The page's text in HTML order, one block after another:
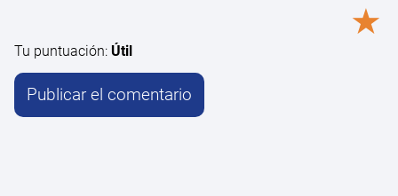
★
Tu puntuación: Útil